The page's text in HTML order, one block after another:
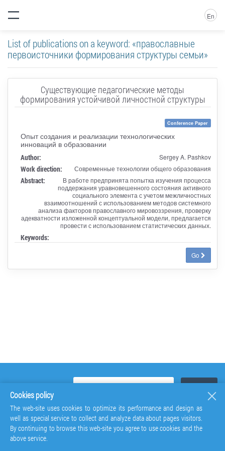
En
List of publications on a keyword: «православные
первоисточники формирования структуры семьи»
Существующие педагогические методы
формирования устойчивой личностной структуры
Conference Paper
Опыт создания и реализации технологических
инноваций в образовании
Author: Sergey A. Pashkov
Work direction: Современные технологии общего образования
Abstract:
В работе предпринята попытка изучения процесса
поддержания уравновешенного состояния активного
социального элемента с учетом межличностных
взаимоотношений с использованием методов системного
анализа факторов православного мировоззрения, проверку
адекватности изложенной концептуальной модели, предлагается
провести с использованием статистических данных.
Keywords:
Go
Cookies policy
The web-site uses cookies to optimize its performance and design as
well as special service to collect and analyze data about pages visitors.
By continuing to browse this web-site you agree to use cookies and the
above service.